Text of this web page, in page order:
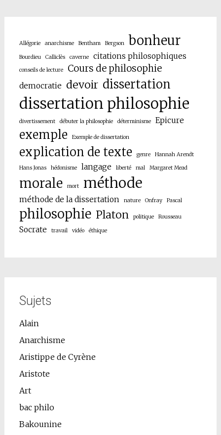
Allégorie anarchisme Bentham Bergson bonheur
Bourdieu Calliclès caverne citations philosophiques
conseils de lecture Cours de philosophie
democratie devoir dissertation
dissertation philosophie
divertissement débuter la philosophie déterminisme Epicure
exemple Exemple de dissertation
explication de texte genre Hannah Arendt
Hans Jonas hédonisme langage liberté mal Margaret Mead
morale mort méthode
méthode de la dissertation nature Onfray Pascal
philosophie Platon politique Rousseau
Socrate travail vidéo éthique
Sujets
Alain
Anarchisme
Aristippe de Cyrène
Aristote
Art
bac philo
Bakounine